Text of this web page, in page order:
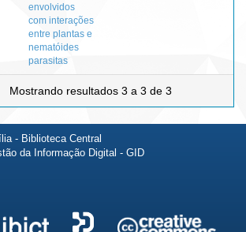
envolvidos
com interações
entre plantas e
nematóides
parasitas
Mostrando resultados 3 a 3 de 3
- Biblioteca Central
da Informação Digital - GID